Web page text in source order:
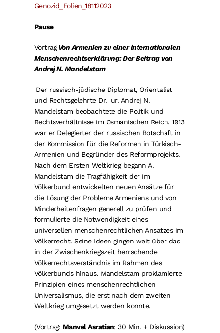
Genozid_Folien_18112023
Pause
VortragVon Armenien zu einer internationalen
Menschenrechtserklärung: Der Beitrag von
Andrej N. Mandelstam
Der russisch-jüdische Diplomat, Orientalist
und Rechtsgelehrte Dr. iur. Andrej N.
Mandelstam beobachtete die Politik und
Rechtsverhältnisse im Osmanischen Reich. 1913
war er Delegierter der russischen Botschaft in
der Kommission für die Reformen in Türkisch-
Armenien und Begründer des Reformprojekts.
Nach dem Ersten Weltkrieg begann A.
Mandelstam die Tragfähigkeit der im
Völkerbund entwickelten neuen Ansätze für
die Lösung der Probleme Armeniens und von
Minderheitenfragen generell zu prüfen und
formulierte die Notwendigkeit eines
universellen menschenrechtlichen Ansatzes im
Völkerrecht. Seine Ideen gingen weit über das
in der Zwischenkriegszeit herrschende
Völkerrechtsverständnis im Rahmen des
Völkerbunds hinaus. Mandelstam proklamierte
Prinzipien eines menschenrechtlichen
Universalismus, die erst nach dem zweiten
Weltkrieg umgesetzt werden konnte.
(Vortrag: Manvel Asratian; 30 Min. + Diskussion)